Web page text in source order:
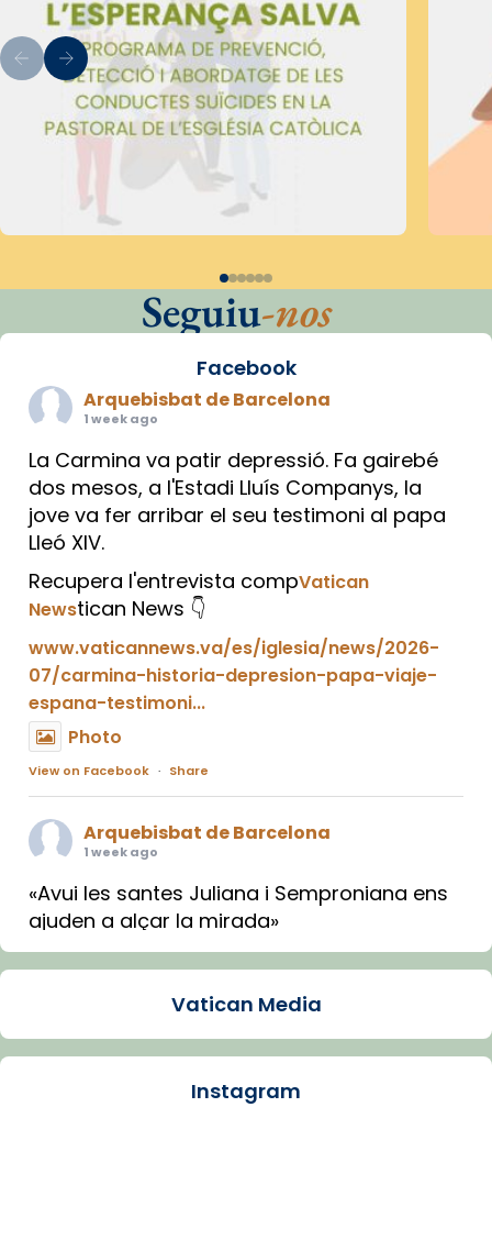
Seguiu-nos
Facebook
Arquebisbat de Barcelona
1 week ago
La Carmina va patir depressió. Fa gairebé
dos mesos, a l'Estadi Lluís Companys, la
jove va fer arribar el seu testimoni al papa
Lleó XIV.
Recupera l'entrevista compVatican
Newstican News 👇
www.vaticannews.va/es/iglesia/news/2026-
07/carmina-historia-depresion-papa-viaje-
espana-testimoni...
Photo
View on Facebook · Share
Arquebisbat de Barcelona
1 week ago
«Avui les santes Juliana i Semproniana ens
ajuden a alçar la mirada»
Mons. Sergi Gordo, bisbe de Tortosa, ha
Santes de Mataró.
🔗tinyurl.com/cvu5jmbk
Vatican Media
Instagram